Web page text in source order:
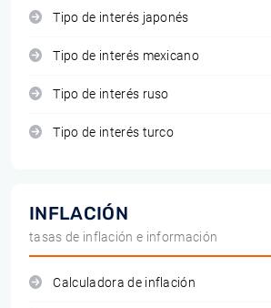
Tipo de interés japonés
Tipo de interés mexicano
Tipo de interés ruso
Tipo de interés turco
INFLACIÓN
tasas de inflación e información
Calculadora de inflación